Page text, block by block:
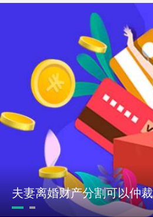
夫妻离婚财产分割可以仲